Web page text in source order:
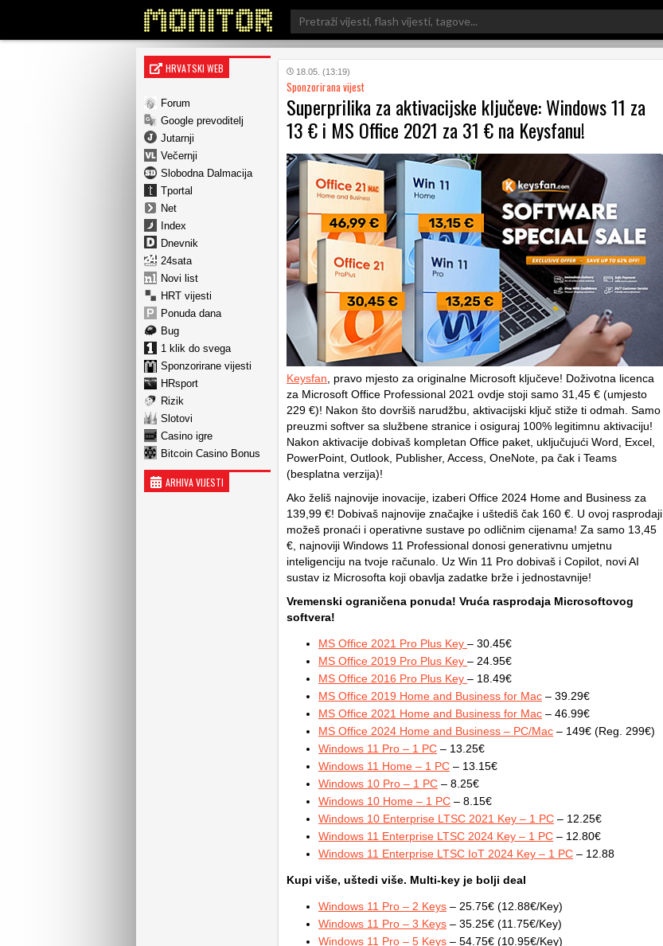
Search
for:
HRVATSKI WEB
Forum
Google prevoditelj
Jutarnji
Večernji
Slobodna Dalmacija
Tportal
Net
Index
Dnevnik
24sata
Novi list
HRT vijesti
Ponuda dana
Bug
1 klik do svega
Sponzorirane vijesti
HRsport
Rizik
Slotovi
Casino igre
Bitcoin Casino Bonus
ARHIVA VIJESTI
18.05. (13:19)
Sponzorirana vijest
Superprilika za aktivacijske ključeve: Windows 11 za
13 € i MS Office 2021 za 31 € na Keysfanu!
Keysfan , pravo mjesto za originalne Microsoft ključeve! Doživotna licenca
za Microsoft Office Professional 2021 ovdje stoji samo 31,45 € (umjesto
229 €)! Nakon što dovršiš narudžbu, aktivacijski ključ stiže ti odmah. Samo
preuzmi softver sa službene stranice i osiguraj 100% legitimnu aktivaciju!
Nakon aktivacije dobivaš kompletan Office paket, uključujući Word, Excel,
PowerPoint, Outlook, Publisher, Access, OneNote, pa čak i Teams
(besplatna verzija)!
Ako želiš najnovije inovacije, izaberi Office 2024 Home and Business za
139,99 €! Dobivaš najnovije značajke i uštediš čak 160 €. U ovoj rasprodaji
možeš pronaći i operativne sustave po odličnim cijenama! Za samo 13,45
€, najnoviji Windows 11 Professional donosi generativnu umjetnu
inteligenciju na tvoje računalo. Uz Win 11 Pro dobivaš i Copilot, novi AI
sustav iz Microsofta koji obavlja zadatke brže i jednostavnije!
Vremenski ograničena ponuda! Vruća rasprodaja Microsoftovog
softvera!
MS Office 2021 Pro Plus Key – 30.45€
MS Office 2019 Pro Plus Key – 24.95€
MS Office 2016 Pro Plus Key – 18.49€
MS Office 2019 Home and Business for Mac – 39.29€
MS Office 2021 Home and Business for Mac – 46.99€
MS Office 2024 Home and Business – PC/Mac – 149€ (Reg. 299€)
Windows 11 Pro – 1 PC – 13.25€
Windows 11 Home – 1 PC – 13.15€
Windows 10 Pro – 1 PC – 8.25€
Windows 10 Home – 1 PC – 8.15€
Windows 10 Enterprise LTSC 2021 Key – 1 PC – 12.25€
Windows 11 Enterprise LTSC 2024 Key – 1 PC – 12.80€
Windows 11 Enterprise LTSC IoT 2024 Key – 1 PC – 12.88
Kupi više, uštedi više. Multi-key je bolji deal
Windows 11 Pro – 2 Keys – 25.75€ (12.88€/Key)
Windows 11 Pro – 3 Keys – 35.25€ (11.75€/Key)
Windows 11 Pro – 5 Keys – 54.75€ (10.95€/Key)